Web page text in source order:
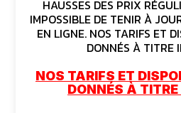
HAUSSES DES PRIX
IMPOSSIBLE DE TENIR À
EN LIGNE. NOS TARIFS ET
DONNÉS À TITRE
NOS TARIFS ET
DONNÉS À